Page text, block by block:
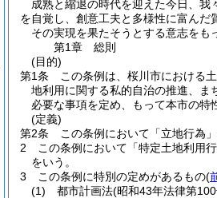
成熟と縮退の時代を迎えた今日、我
を自覚し、創意工夫と多様性に富んだ
その実現を果たそうとする意志をも
第1章
総則
(目的)
第1条
この条例は、桜川市における
地利用に関する私的自治の推進、ま
必要な事項を定め、もって本市の特
(定義)
第2条
この条例において「立地行為
2
この条例において「特定土地利用
をいう。
3
この条例に特別の定めがあるもの(
(1)
都市計画法(昭和43年法律第